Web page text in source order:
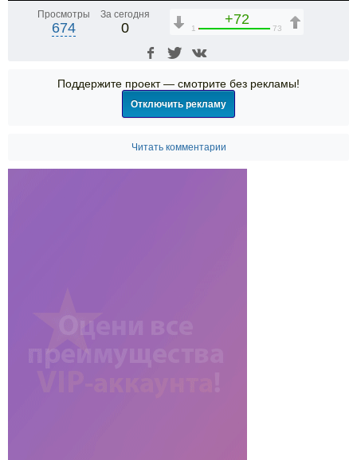
Просмотры
674
За сегодня
0
+72
1 73
Поддержите проект — смотрите без рекламы!
Отключить рекламу
Читать комментарии